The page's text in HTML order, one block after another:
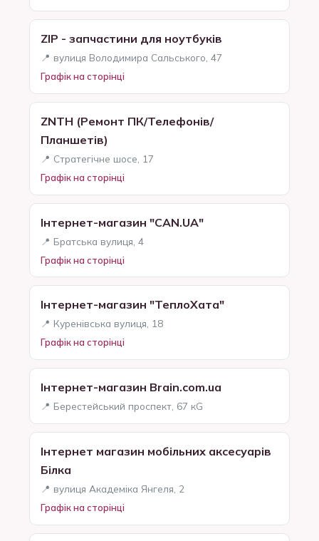
ZIP - запчастини для ноутбуків
📍 вулиця Володимира Сальського, 47
Графік на сторінці
ZNTH (Ремонт ПК/Телефонів/
Планшетів)
📍 Стратегічне шосе, 17
Графік на сторінці
Інтернет-магазин "CAN.UA"
📍 Братська вулиця, 4
Графік на сторінці
Інтернет-магазин "ТеплоХата"
📍 Куренівська вулиця, 18
Графік на сторінці
Інтернет-магазин Brain.com.ua
📍 Берестейський проспект, 67 кG
Інтернет магазин мобільних аксесуарів
Білка
📍 вулиця Академіка Янгеля, 2
Графік на сторінці